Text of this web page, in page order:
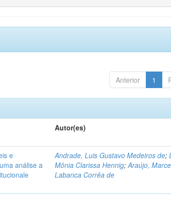
Anterior 1
Autor(es)
e
análise a
Andrade, Luis Gustavo Medeiros de;
Mônia Clarissa Hennig;Araújo,
Labanca Corrêa de